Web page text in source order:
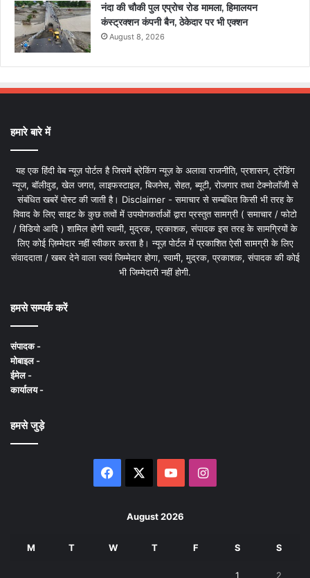
नंदा की चौकी पुल एप्रोच रोड मामला, हिमालयन
कंस्ट्रक्शन कंपनी बैन, ठेकेदार पर भी एक्शन
August 8, 2026
हमारे बारे में
यह एक हिंदी वेब न्यूज़ पोर्टल है जिसमें ब्रेकिंग न्यूज़ के अलावा राजनीति, प्रशासन, ट्रेंडिंग
न्यूज, बॉलीवुड, खेल जगत, लाइफस्टाइल, बिजनेस, सेहत, ब्यूटी, रोजगार तथा टेक्नोलॉजी से
संबंधित खबरें पोस्ट की जाती है। Disclaimer - समाचार से सम्बंधित किसी भी तरह के
विवाद के लिए साइट के कुछ तत्वों में उपयोगकर्ताओं द्वारा प्रस्तुत सामग्री ( समाचार / फोटो
/ विडियो आदि ) शामिल होगी स्वामी, मुद्रक, प्रकाशक, संपादक इस तरह के सामग्रियों के
लिए कोई ज़िम्मेदार नहीं स्वीकार करता है। न्यूज़ पोर्टल में प्रकाशित ऐसी सामग्री के लिए
संवाददाता / खबर देने वाला स्वयं जिम्मेदार होगा, स्वामी, मुद्रक, प्रकाशक, संपादक की कोई
भी जिम्मेदारी नहीं होगी.
हमसे सम्पर्क करें
संपादक -
मोबाइल -
ईमेल -
कार्यालय -
हमसे जुड़े
Facebook YouTubeInstagram
August 2026
M T W T F S S
1 2